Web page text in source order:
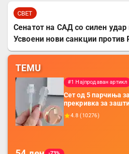
СВЕТ
Сенатот на САД со силен
Усвоени нови санкции против
TEMU
#1 Најпродаван артикл
Сет од 5 парчиња
прекривка за
додатоци за
батерија, за
4.8 ( 10276)